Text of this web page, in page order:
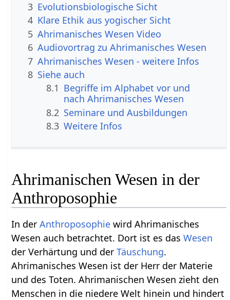
3 Evolutionsbiologische Sicht
4 Klare Ethik aus yogischer Sicht
5 Ahrimanisches Wesen Video
6 Audiovortrag zu Ahrimanisches Wesen
7 Ahrimanisches Wesen - weitere Infos
8 Siehe auch
8.1 Begriffe im Alphabet vor und
nach Ahrimanisches Wesen
8.2 Seminare und Ausbildungen
8.3 Weitere Infos
Ahrimanischen Wesen in der
Anthroposophie
In derAnthroposophie wird Ahrimanisches
Wesen auch betrachtet. Dort ist es dasWesen
der Verhärtung und derTäuschung.
Ahrimanisches Wesen ist der Herr der Materie
und des Toten. Ahrimanischen Wesen zieht den
Menschen in die niedere Welt hinein und hindert